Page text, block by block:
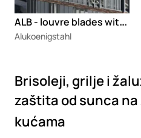
A
LB - louvre blades with linear drive
Alukoenigstahl
Brisoleji, grilje i
zaštita od sunca na
kućama